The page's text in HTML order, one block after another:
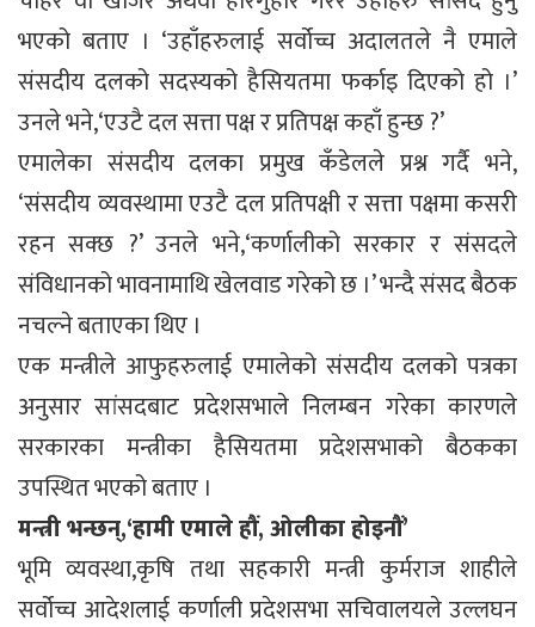
भएको बताए । ‘उहाँहरुलाई सर्वोच्च अदालतले नै एमाले
संसदीय दलको सदस्यको हैसियतमा फर्काइ दिएको हो ।’
उनले भने,‘एउटै दल सत्ता पक्ष र प्रतिपक्ष कहाँ हुन्छ ?’
एमालेका संसदीय दलका प्रमुख कँडेलले प्रश्न गर्दै भने,
‘संसदीय व्यवस्थामा एउटै दल प्रतिपक्षी र सत्ता पक्षमा कसरी
रहन सक्छ ?’ उनले भने,‘कर्णालीको सरकार र संसदले
संविधानको भावनामाथि खेलवाड गरेको छ ।’ भन्दै संसद बैठक
नचल्ने बताएका थिए ।
एक मन्त्रीले आफुहरुलाई एमालेको संसदीय दलको पत्रका
अनुसार सांसदबाट प्रदेशसभाले निलम्बन गरेका कारणले
सरकारका मन्त्रीका हैसियतमा प्रदेशसभाको बैठकका
उपस्थित भएको बताए ।
मन्त्री भन्छन्,‘हामी एमाले हौं, ओलीका होइनौं’
भूमि व्यवस्था,कृषि तथा सहकारी मन्त्री कुर्मराज शाहीले
सर्वोच्च आदेशलाई कर्णाली प्रदेशसभा सचिवालयले उल्लघन